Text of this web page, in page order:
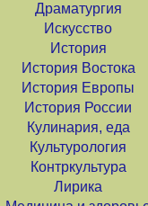
Драматургия
Искусство
История
История Востока
История Европы
История России
Кулинария, еда
Культурология
Контркультура
Лирика